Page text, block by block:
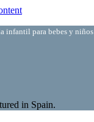
infantil para bebes y
in Spain.